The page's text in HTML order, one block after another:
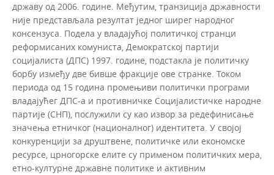
државу од 2006. године. Међутим, транзиција државности
није представљала резултат једног ширег народног
консензуса. Подела у владајућој политичкој странци
реформисаних комуниста, Демократској партији
социјалиста (ДПС) 1997. године, подстакла је политичку
борбу између две бивше фракције ове странке. Током
периода од 15 година промењиви политички програми
владајућег ДПС-а и противничке Социјалистичке народне
партије (СНП), послужили су као извор за редефинисање
значења етничког (националног) идентитета. У својој
конкуренцији за друштвене, политичке или економске
ресурсе, црногорске елите су применом политичких мера,
етно-културне државне политике и активним